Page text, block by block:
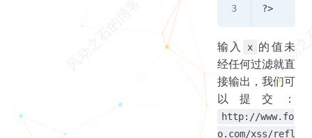
?>
输入 x 的值未
经任何过滤就直
接输出，我们可
以提交：
http://www.fo
o.com/xss/refl